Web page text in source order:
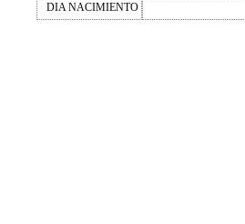
DIA NACIMIENTO